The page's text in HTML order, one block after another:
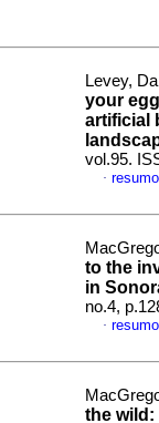
Levey,
your
artificial
vol.95.
·
to the
in
no.4,
·
the wild :